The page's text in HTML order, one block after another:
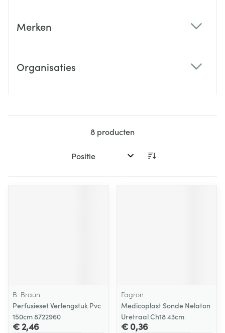
Merken
Organisaties
8 producten
Sorteer op:
B. Braun
Perfusieset Verlengstuk Pvc
150cm 8722960
€ 2,46
Fagron
Medicoplast Sonde Nelaton
Uretraal Ch18 43cm
€ 0,36